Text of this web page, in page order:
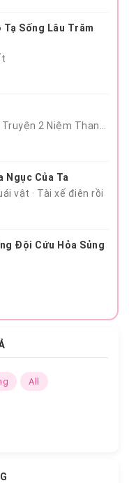
Tạ Sống Lâu Trăm
Chương 216: 216: Ngoại Truyện 2 Niệm Thanh Mai Hết
Ngục Của Ta
vật · Tài xế điên rồi
Đội Cứu Hỏa Sủng
All